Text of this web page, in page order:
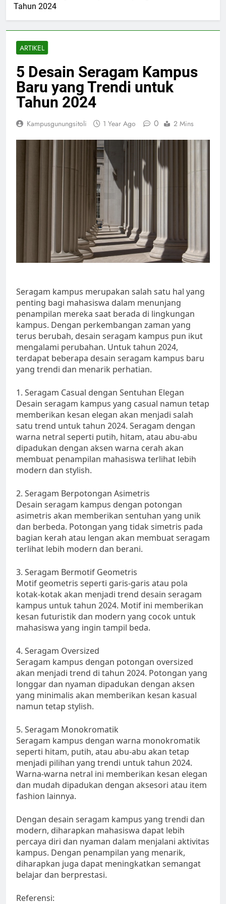
Tahun 2024
ARTIKEL
5 Desain Seragam Kampus
Baru yang Trendi untuk
Tahun 2024
Kampusgunungsitoli 1 Year Ago 0 2 Mins
Seragam kampus merupakan salah satu hal yang
penting bagi mahasiswa dalam menunjang
penampilan mereka saat berada di lingkungan
kampus. Dengan perkembangan zaman yang
terus berubah, desain seragam kampus pun ikut
mengalami perubahan. Untuk tahun 2024,
terdapat beberapa desain seragam kampus baru
yang trendi dan menarik perhatian.
1. Seragam Casual dengan Sentuhan Elegan
Desain seragam kampus yang casual namun tetap
memberikan kesan elegan akan menjadi salah
satu trend untuk tahun 2024. Seragam dengan
warna netral seperti putih, hitam, atau abu-abu
dipadukan dengan aksen warna cerah akan
membuat penampilan mahasiswa terlihat lebih
modern dan stylish.
2. Seragam Berpotongan Asimetris
Desain seragam kampus dengan potongan
asimetris akan memberikan sentuhan yang unik
dan berbeda. Potongan yang tidak simetris pada
bagian kerah atau lengan akan membuat seragam
terlihat lebih modern dan berani.
3. Seragam Bermotif Geometris
Motif geometris seperti garis-garis atau pola
kotak-kotak akan menjadi trend desain seragam
kampus untuk tahun 2024. Motif ini memberikan
kesan futuristik dan modern yang cocok untuk
mahasiswa yang ingin tampil beda.
4. Seragam Oversized
Seragam kampus dengan potongan oversized
akan menjadi trend di tahun 2024. Potongan yang
longgar dan nyaman dipadukan dengan aksen
yang minimalis akan memberikan kesan kasual
namun tetap stylish.
5. Seragam Monokromatik
Seragam kampus dengan warna monokromatik
seperti hitam, putih, atau abu-abu akan tetap
menjadi pilihan yang trendi untuk tahun 2024.
Warna-warna netral ini memberikan kesan elegan
dan mudah dipadukan dengan aksesori atau item
fashion lainnya.
Dengan desain seragam kampus yang trendi dan
modern, diharapkan mahasiswa dapat lebih
percaya diri dan nyaman dalam menjalani aktivitas
kampus. Dengan penampilan yang menarik,
diharapkan juga dapat meningkatkan semangat
belajar dan berprestasi.
Referensi: